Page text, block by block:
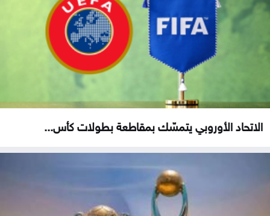
الاتحاد الأوروبي يتمسّك بمقاطعة بطولات كأس...